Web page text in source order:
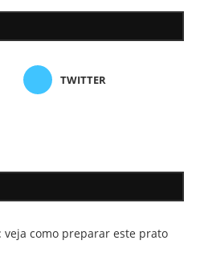
TWITTER
veja como preparar este prato